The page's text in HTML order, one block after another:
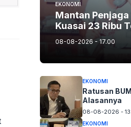
EKONOMI
Mantan
Kuasai 23 Ribu
08-08-2026 - 17.00
EKONOMI
Ratusan
Alasannya
08-08-2026 -
EKONOMI